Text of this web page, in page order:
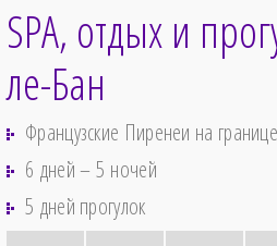
SPA, отдых и
ле-Бан
Французские Пиренеи на
6 дней – 5 ночей
5 дней прогулок